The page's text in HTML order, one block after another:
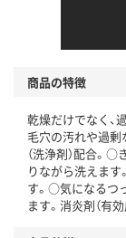
商品の特徴
乾燥だけでなく、
毛穴の汚れや過剰
（洗浄剤）配合。
りながら洗えま
す。○気になるつ
ます。消炎剤（有